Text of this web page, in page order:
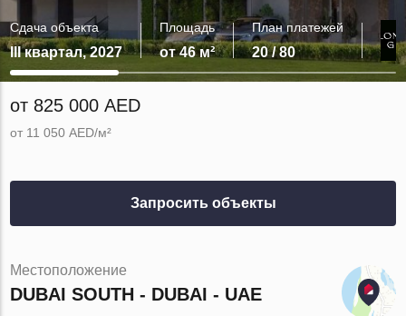
Сдача объекта
III квартал, 2027
Площадь
от 46 м²
План платежей
20 / 80
от 825 000 AED
от 11 050 AED/м²
Запросить объекты
Местоположение
DUBAI SOUTH - DUBAI - UAE